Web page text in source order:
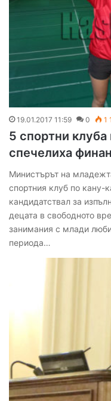
19.01.2017 11:59 0 1
5 спортни клуба
спечелиха
Министърът на
спортния клуб по кану-
кандидатствал за
децата в свободното
занимания с млади
периода…